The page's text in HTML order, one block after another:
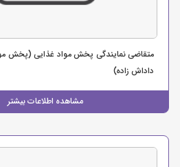
مشاهده اطلاعات بیشتر
متقاضی نمایندگی پخش مواد غذایی (پخش
داداش زاده)